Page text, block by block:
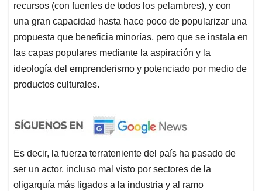
recursos (con fuentes de todos los pelambres), y con
una gran capacidad hasta hace poco de popularizar una
propuesta que beneficia minorías, pero que se instala en
las capas populares mediante la aspiración y la
ideología del emprenderismo y potenciado por medio de
productos culturales.
Es decir, la fuerza terrateniente del país ha pasado de
ser un actor, incluso mal visto por sectores de la
oligarquía más ligados a la industria y al ramo